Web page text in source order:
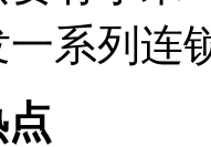
一系列连